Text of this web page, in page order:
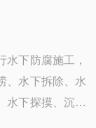
下防腐施工，
、水下拆除、水
水下探摸、沉井